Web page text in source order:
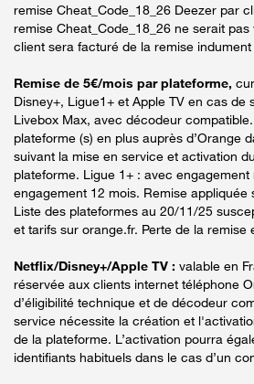
remise Cheat_Code_18_26 Deezer par
remise Cheat_Code_18_26 ne serait
client sera facturé de la remise indument
Remise de 5€/mois par plateforme,
Disney+, Ligue1+ et Apple TV en cas de
Livebox Max, avec décodeur
plateforme (s) en plus auprès d’Orange
suivant la mise en service et activation
plateforme. Ligue 1+ : avec engagement
engagement 12 mois. Remise appliquée
Liste des plateformes au 20/11/25
et tarifs sur orange.fr. Perte de la remise
Netflix/Disney+/Apple TV : valable en
réservée aux clients internet téléphone
d’éligibilité technique et de décodeur
service nécessite la création et
de la plateforme. L’activation pourra
identifiants habituels dans le cas d’un